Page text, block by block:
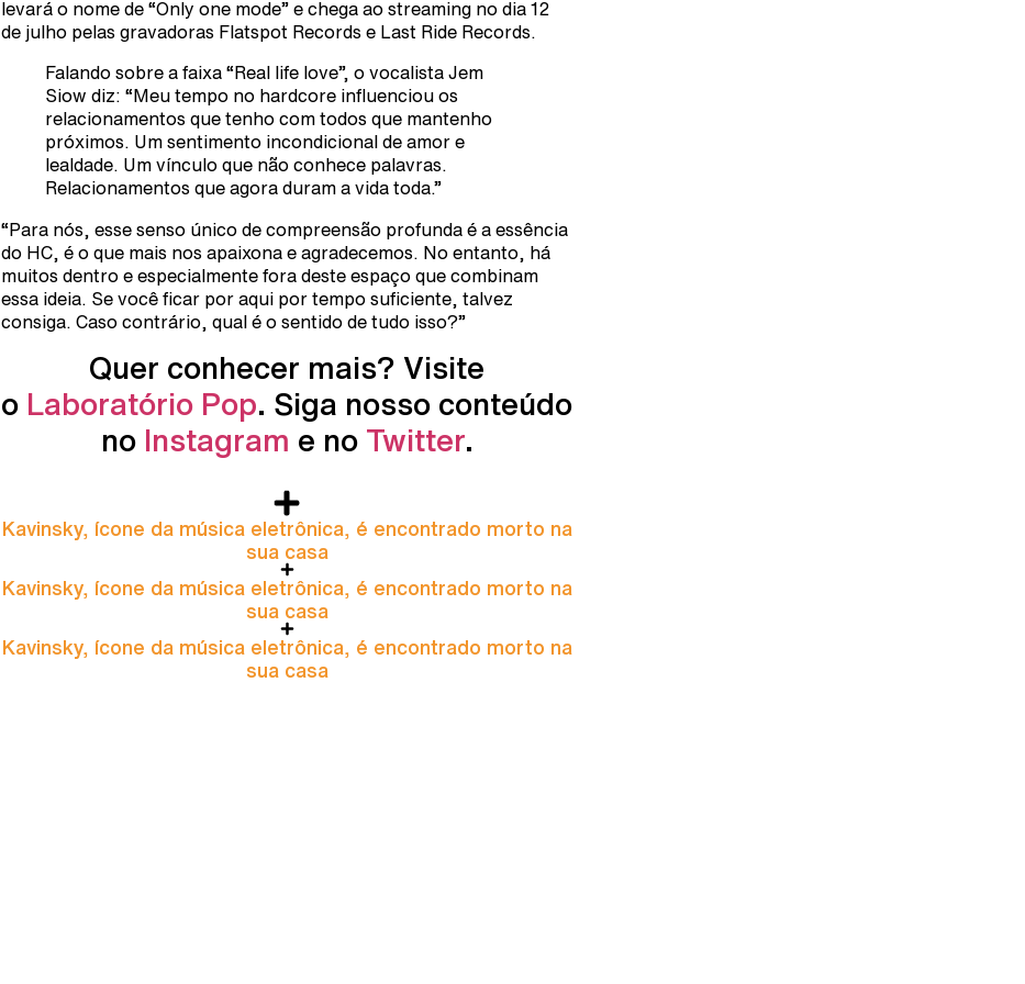
levará o nome de “Only one mode” e chega ao streaming no dia 12
de julho pelas gravadoras Flatspot Records e Last Ride Records.
Falando sobre a faixa “Real life love”, o vocalista Jem
Siow diz: “Meu tempo no hardcore influenciou os
relacionamentos que tenho com todos que mantenho
próximos. Um sentimento incondicional de amor e
lealdade. Um vínculo que não conhece palavras.
Relacionamentos que agora duram a vida toda.”
“Para nós, esse senso único de compreensão profunda é a essência
do HC, é o que mais nos apaixona e agradecemos. No entanto, há
muitos dentro e especialmente fora deste espaço que combinam
essa ideia. Se você ficar por aqui por tempo suficiente, talvez
consiga. Caso contrário, qual é o sentido de tudo isso?”
Quer conhecer mais? Visite
o Laboratório Pop. Siga nosso conteúdo
no Instagram e no Twitter.
Kavinsky, ícone da música eletrônica, é encontrado morto na
sua casa
Kavinsky, ícone da música eletrônica, é encontrado morto na
sua casa
Kavinsky, ícone da música eletrônica, é encontrado morto na
sua casa